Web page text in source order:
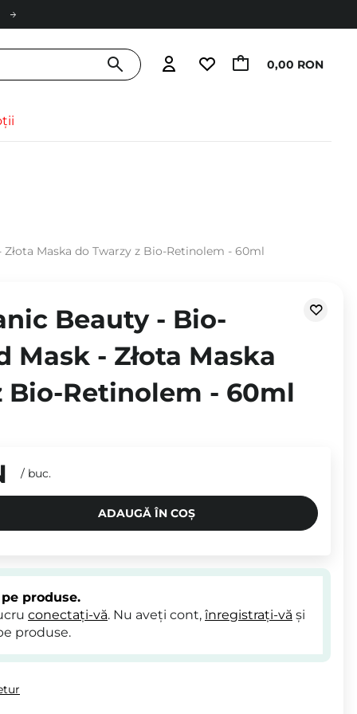
0,00 RON
Maska do Twarzy z Bio-Retinolem - 60ml
Beauty - Bio-
Mask - Złota Maska
Bio-Retinolem - 60ml
/ buc.
ADAUGĂ ÎN COȘ
produse.
conectați-vă. Nu aveți cont, înregistrați-vă și
produse.